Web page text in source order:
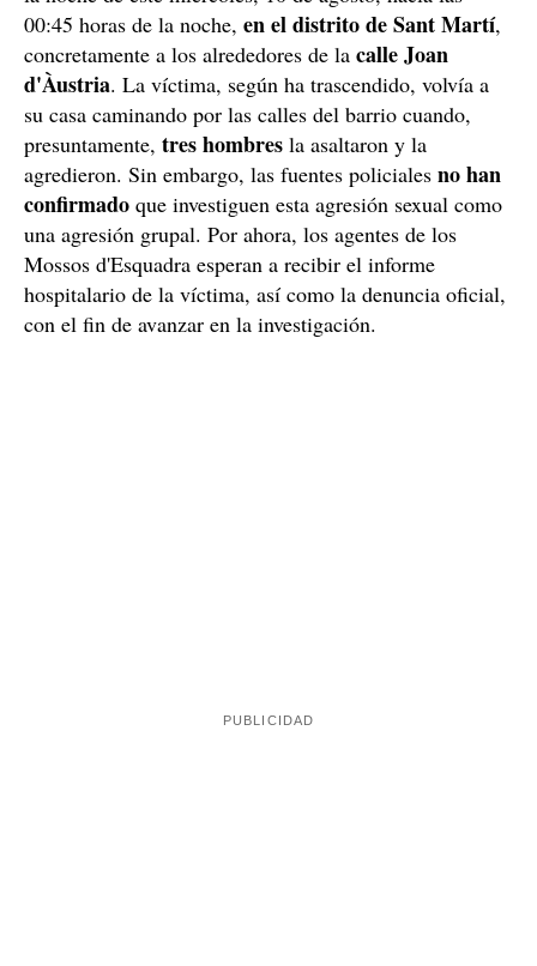
00:45 horas de la noche, en el distrito de Sant Martí,
concretamente a los alrededores de la calle Joan
d'Àustria. La víctima, según ha trascendido, volvía a
su casa caminando por las calles del barrio cuando,
presuntamente, tres hombres la asaltaron y la
agredieron. Sin embargo, las fuentes policiales no han
confirmado que investiguen esta agresión sexual como
una agresión grupal. Por ahora, los agentes de los
Mossos d'Esquadra esperan a recibir el informe
hospitalario de la víctima, así como la denuncia oficial,
con el fin de avanzar en la investigación.